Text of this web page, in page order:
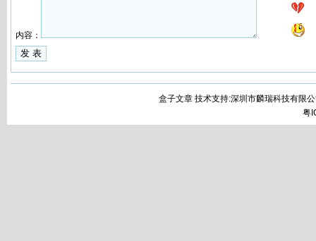
内容：
盒子文章 技术支持:深圳市麟瑞科技有限
粤